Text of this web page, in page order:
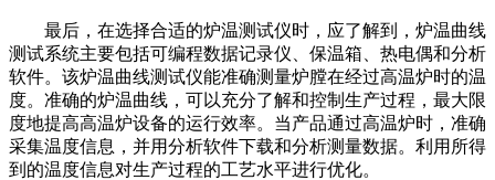
最后，在选择合适的炉温测试仪时，应了解到，炉温曲线
测试系统主要包括可编程数据记录仪、保温箱、热电偶和分析
软件。该炉温曲线测试仪能准确测量炉膛在经过高温炉时的温
度。准确的炉温曲线，可以充分了解和控制生产过程，最大限
度地提高高温炉设备的运行效率。当产品通过高温炉时，准确
采集温度信息，并用分析软件下载和分析测量数据。利用所得
到的温度信息对生产过程的工艺水平进行优化。